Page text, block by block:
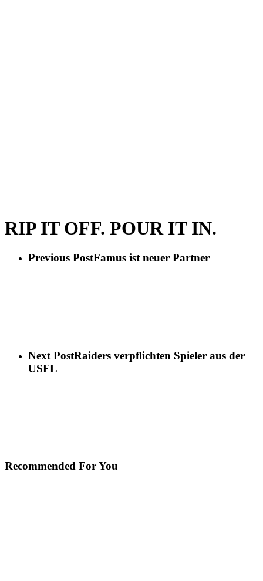
RIP IT OFF. POUR IT IN.
Previous PostFamus ist neuer Partner
Next PostRaiders verpflichten Spieler aus der
USFL
Recommended For You